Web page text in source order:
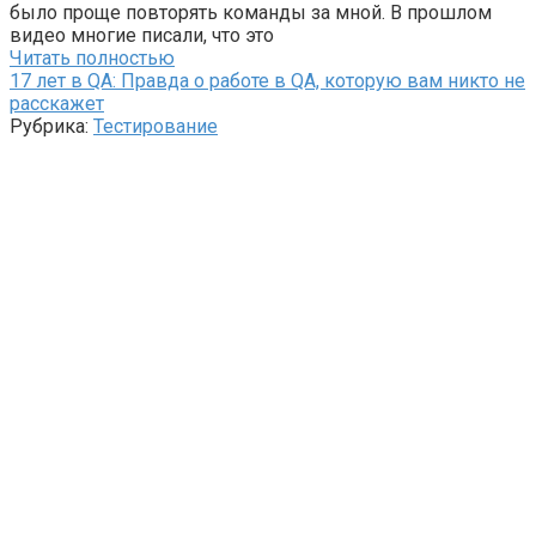
было проще повторять команды за мной. В прошлом
видео многие писали, что это
Читать полностью
17 лет в QA: Правда о работе в QA, которую вам никто не
расскажет
Рубрика: Тестирование